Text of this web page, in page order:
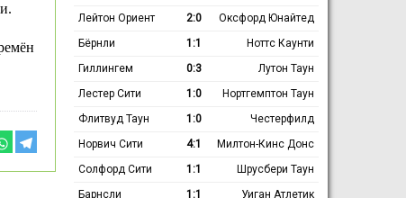
Лейтон Ориент
2:0
Оксфорд Юнайтед
Бёрнли
1:1
Ноттс Каунти
Гиллингем
0:3
Лутон Таун
Лестер Сити
1:0
Нортгемптон Таун
Флитвуд Таун
1:0
Честерфилд
Норвич Сити
4:1
Милтон-Кинс Донс
Солфорд Сити
1:1
Шрусбери Таун
Барнсли
1:1
Уиган Атлетик